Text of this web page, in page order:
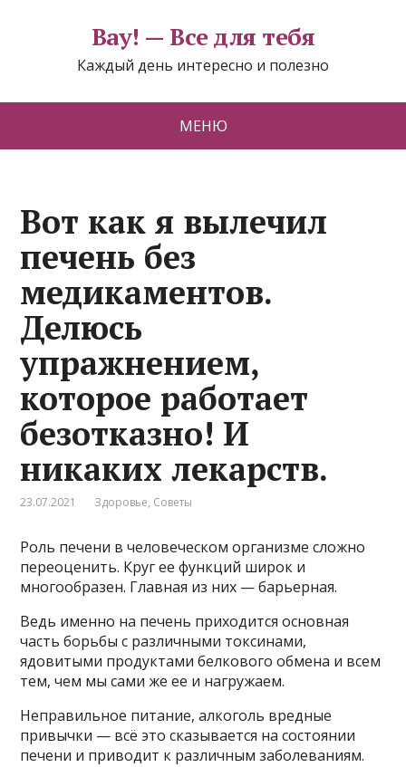
Вау! — Все для тебя
Каждый день интересно и полезно
МЕНЮ
Вот как я вылечил
печень без
медикаментов.
Делюсь
упражнением,
которое работает
безотказно! И
никаких лекарств.
23.07.2021 Здоровье, Советы
Роль печени в человеческом организме сложно
переоценить. Круг ее функций широк и
многообразен. Главная из них — барьерная.
Ведь именно на печень приходится основная
часть борьбы с различными токсинами,
ядовитыми продуктами белкового обмена и всем
тем, чем мы сами же ее и нагружаем.
Неправильное питание, алкоголь вредные
привычки — всё это сказывается на состоянии
печени и приводит к различным заболеваниям.